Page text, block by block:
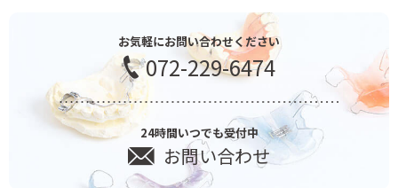
お気軽にお問い合わせください
072-229-6474
24時間いつでも受付中
お問い合わせ